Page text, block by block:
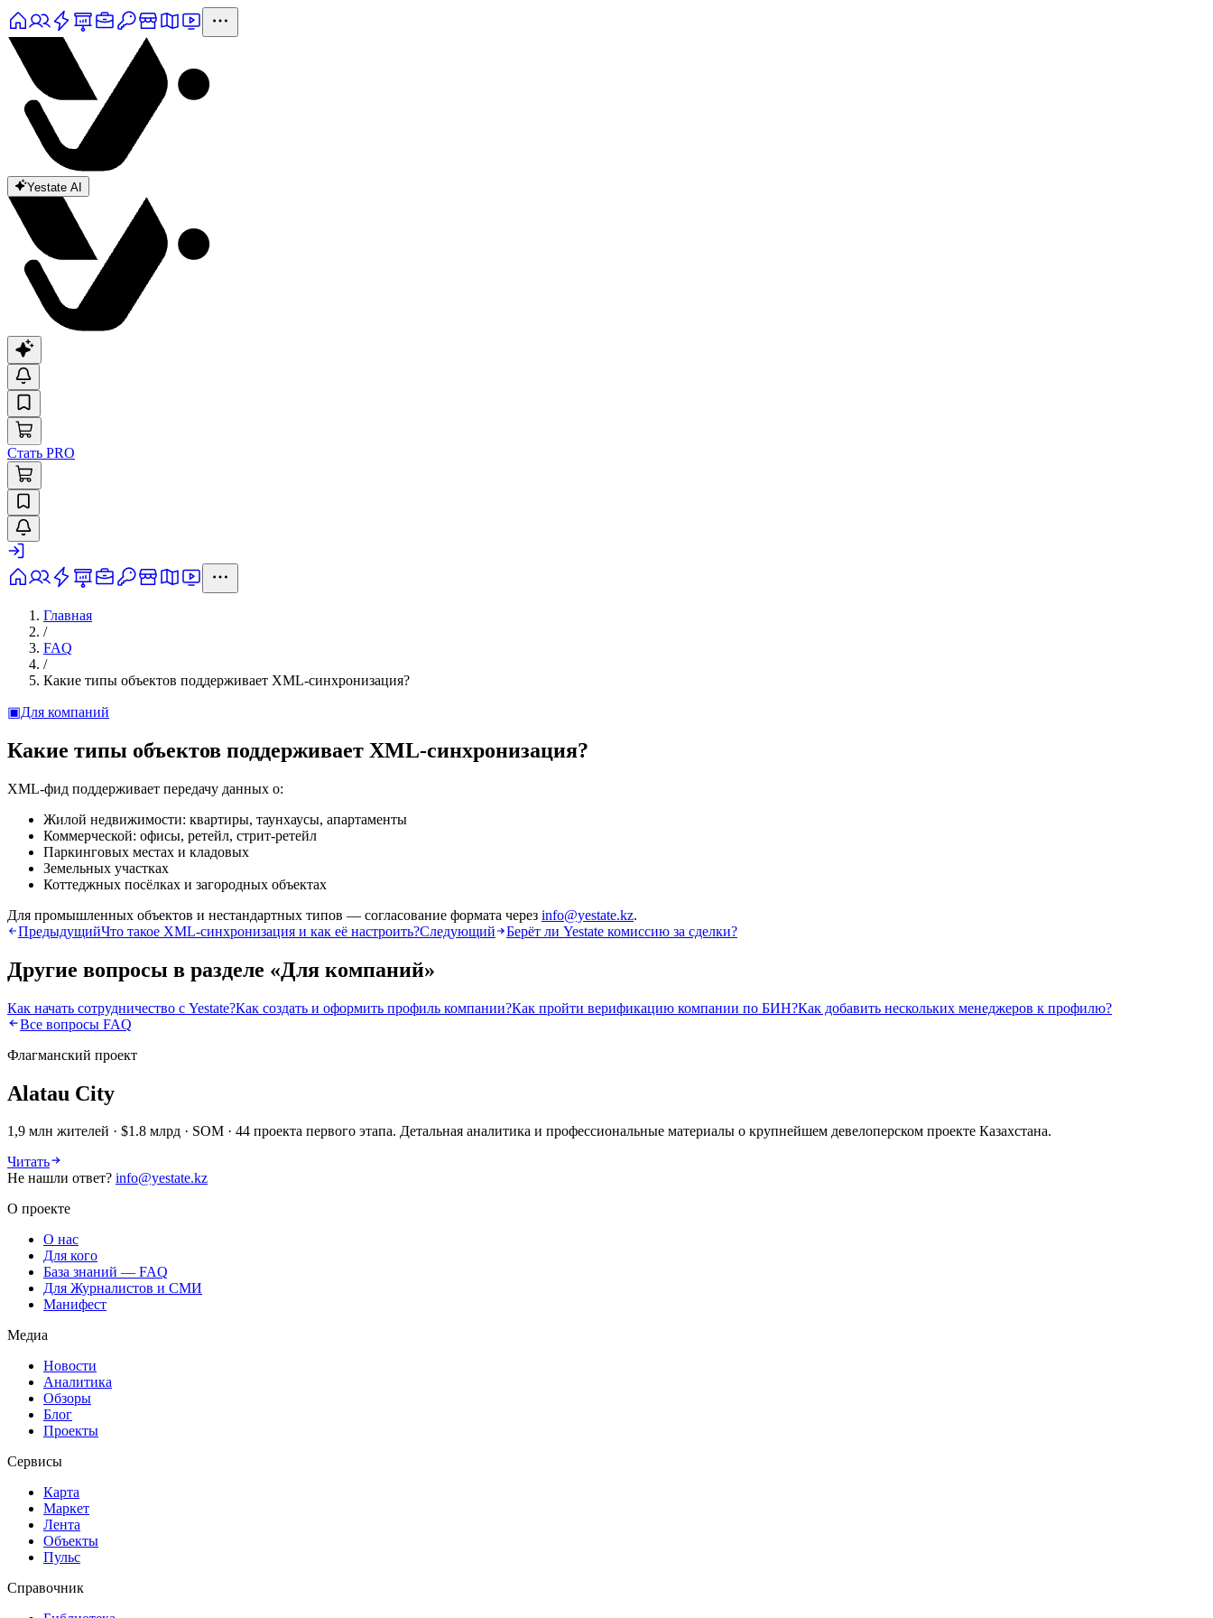
Yestate AI
Стать PRO
Главная
/
FAQ
/
Какие типы объектов поддерживает XML-синхронизация?
▣Для компаний
Какие типы объектов поддерживает XML-синхронизация?
XML-фид поддерживает передачу данных о:
Жилой недвижимости: квартиры, таунхаусы, апартаменты
Коммерческой: офисы, ретейл, стрит-ретейл
Паркинговых местах и кладовых
Земельных участках
Коттеджных посёлках и загородных объектах
Для промышленных объектов и нестандартных типов — согласование формата через info@yestate.kz.
ПредыдущийЧто такое XML-синхронизация и как её настроить?Следующий Берёт ли Yestate комиссию за сделки?
Другие вопросы в разделе «Для компаний»
Как начать сотрудничество с Yestate?Как создать и оформить профиль компании?Как пройти верификацию компании по БИН?Как добавить нескольких менеджеров к профилю?
Все вопросы FAQ
Флагманский проект
Alatau City
1,9 млн жителей · $1.8 млрд · SOM · 44 проекта первого этапа. Детальная аналитика и профессиональные материалы о крупнейшем девелоперском проекте Казахстана.
Читать
Не нашли ответ? info@yestate.kz
О проекте
О нас
Для кого
База знаний — FAQ
Для Журналистов и СМИ
Манифест
Медиа
Новости
Аналитика
Обзоры
Блог
Проекты
Сервисы
Карта
Маркет
Лента
Объекты
Пульс
Справочник